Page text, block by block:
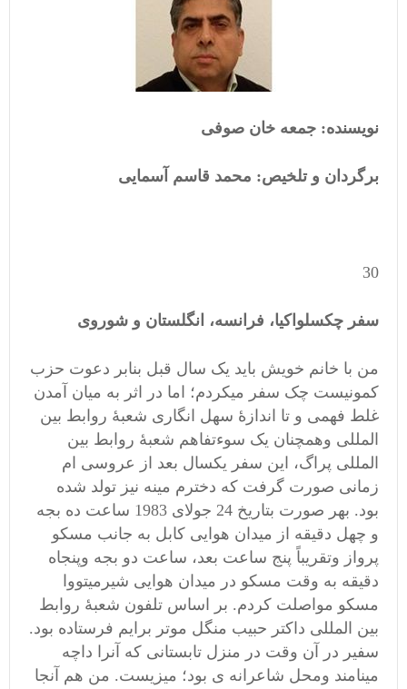
نویسنده: جمعه خان صوفی
برگردان و تلخیص: محمد قاسم آسمایی
30
سفر چکسلواکیا، فرانسه، انگلستان و شوروی
من با خانم خویش باید یک سال قبل بنابر دعوت حزب
کمونیست چک سفر میکردم؛ اما در اثر به میان آمدن
غلط فهمی و تا اندازۀ سهل انگاری شعبۀ روابط بین
المللی وهمچنان یک سوءتفاهم شعبۀ روابط بین
المللی پراگ، این سفر یکسال بعد از عروسی ام
زمانی صورت گرفت که دخترم مینه نیز تولد شده
بود. بهر صورت بتاریخ 24 جولای 1983 ساعت ده بجه
و چهل دقیقه از میدان هوایی کابل به جانب مسکو
پرواز وتقریباً پنج ساعت بعد، ساعت دو بجه وپنجاه
دقیقه به وقت مسکو در میدان هوایی شیرمیتووا
مسکو مواصلت کردم. بر اساس تلفون شعبۀ روابط
بین المللی داکتر حبیب منگل موتر برایم فرستاده بود.
سفیر در آن وقت در منزل تابستانی که آنرا داچه
مینامند ومحل شاعرانه ی بود؛ میزیست. من هم آنجا